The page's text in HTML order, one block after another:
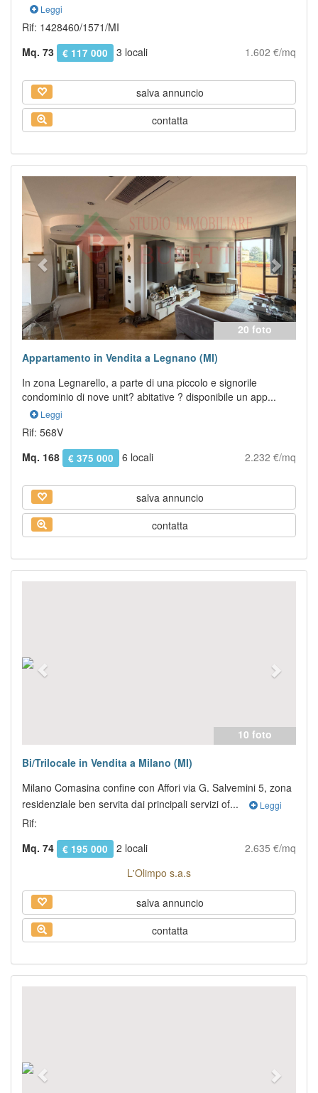
Leggi
Rif: 1428460/1571/MI
Mq. 73
€ 117 000 3 locali 1.602 €/mq
salva annuncio
contatta
20 foto
Appartamento in Vendita a Legnano (MI)
In zona Legnarello, a parte di una piccolo e signorile
condominio di nove unit? abitative ? disponibile un app...
Leggi
Rif: 568V
Mq. 168
€ 375 000 6 locali 2.232 €/mq
salva annuncio
contatta
10 foto
Bi/Trilocale in Vendita a Milano (MI)
Milano Comasina confine con Affori via G. Salvemini 5, zona
residenziale ben servita dai principali servizi of...
Leggi
Rif:
Mq. 74
€ 195 000 2 locali
2.635 €/mq
L'Olimpo s.a.s
salva annuncio
contatta